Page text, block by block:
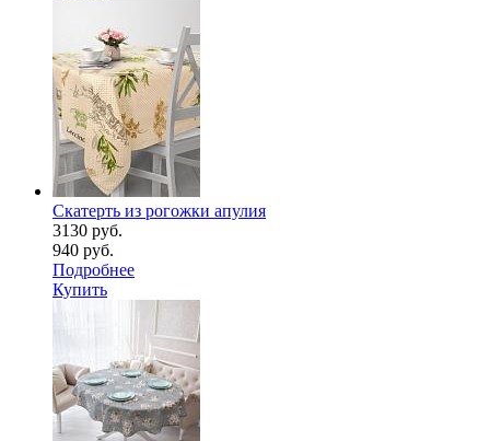
Скатерть из рогожки апулия
3130 руб.
940 руб.
Подробнее
Купить